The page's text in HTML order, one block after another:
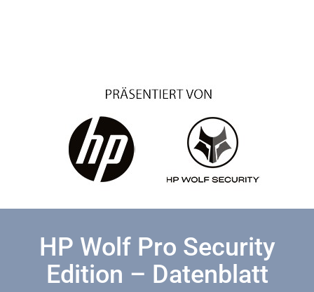
HP Wolf Pro Security
Edition – Datenblatt